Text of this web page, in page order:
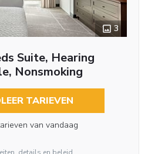
3
Suite, Hearing
Nonsmoking
TARIEVEN
van vandaag
details en beleid